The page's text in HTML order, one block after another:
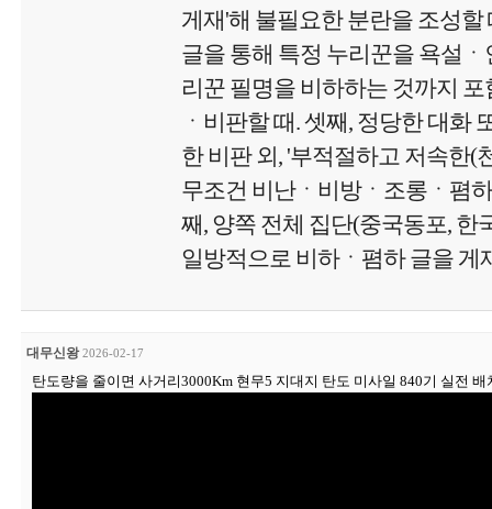
게재'해 불필요한 분란을 조성할
글을 통해 특정 누리꾼을 욕설
리꾼 필명을 비하하는 것까지
ㆍ비판할 때. 셋째, 정당한 대화
한 비판 외, '부적절하고 저속한(
무조건 비난ㆍ비방ㆍ조롱ㆍ폄
째, 양쪽 전체 집단(중국동포, 한
일방적으로 비하ㆍ폄하 글을 게
대무신왕 2026-02-17
탄도량을 줄이면 사거리3000Km 현무5 지대지 탄도 미사일 840기 실전 배